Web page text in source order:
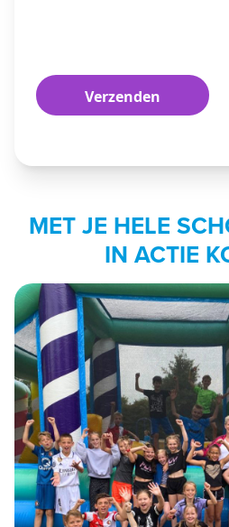
MET JE HELE
IN ACTIE